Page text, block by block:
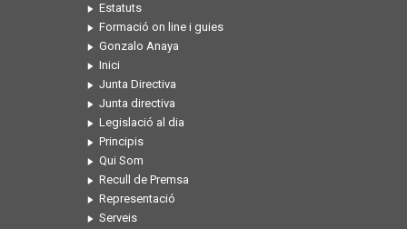
Estatuts
Formació on line i guies
Gonzalo Anaya
Inici
Junta Directiva
Junta directiva
Legislació al dia
Principis
Qui Som
Recull de Premsa
Representació
Serveis